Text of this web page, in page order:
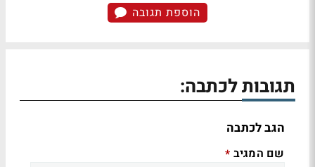
הוספת תגובה
תגובות לכתבה:
הגב לכתבה
שם המגיב *